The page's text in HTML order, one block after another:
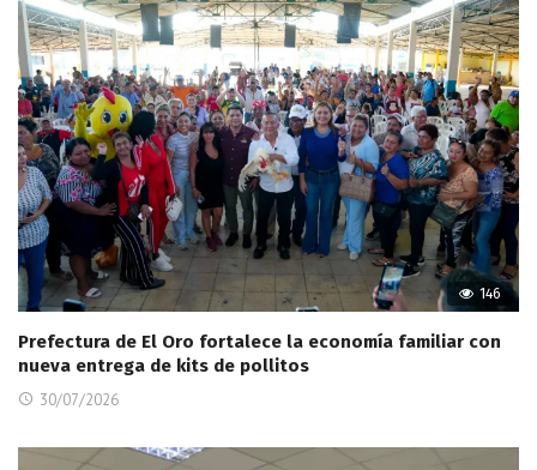
146
Prefectura de El Oro fortalece la economía familiar con
nueva entrega de kits de pollitos
30/07/2026